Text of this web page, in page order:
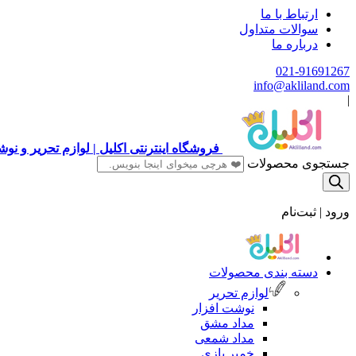
ارتباط با ما
سوالات متداول
درباره ما
021-91691267
info@akliland.com
|
فروشگاه اینترنتی اکلیل | لوازم تحریر و
جستجوی محصولات
ورود | ثبت‌نام
دسته بندی محصولات
لوازم تحریر
نوشت افزار
مداد مشق
مداد شمعی
خمیر بازی